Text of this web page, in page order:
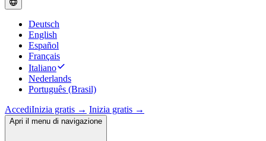
Deutsch
English
Español
Français
Italiano
Nederlands
Português (Brasil)
AccediInizia gratis → Inizia gratis →
Apri il menu di navigazione